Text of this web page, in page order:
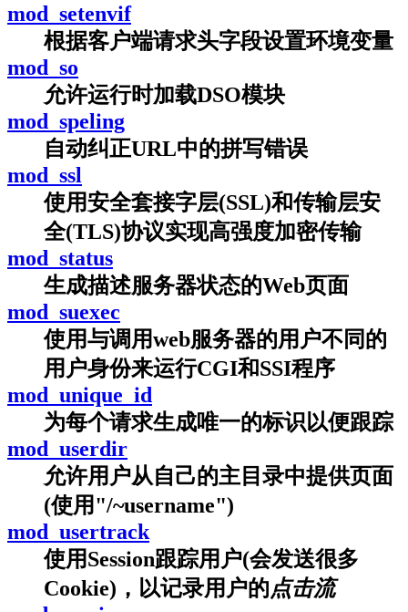
mod_setenvif
根据客户端请求头字段设置环境变量
mod_so
允许运行时加载DSO模块
mod_speling
自动纠正URL中的拼写错误
mod_ssl
使用安全套接字层(SSL)和传输层安
全(TLS)协议实现高强度加密传输
mod_status
生成描述服务器状态的Web页面
mod_suexec
使用与调用web服务器的用户不同的
用户身份来运行CGI和SSI程序
mod_unique_id
为每个请求生成唯一的标识以便跟踪
mod_userdir
允许用户从自己的主目录中提供页面
(使用"/~username")
mod_usertrack
使用Session跟踪用户(会发送很多
Cookie)，以记录用户的点击流